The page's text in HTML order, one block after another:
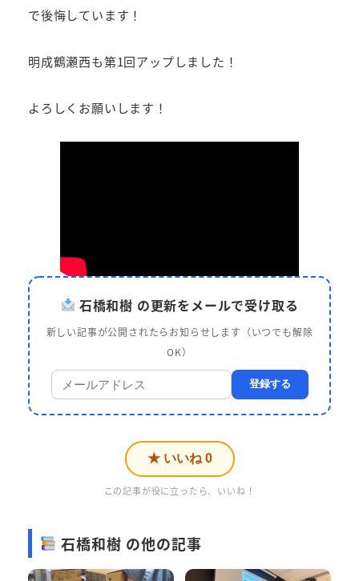
で後悔しています！
明成鶴瀬西も第1回アップしました！
よろしくお願いします！
石橋和樹 の更新をメールで受け取る
新しい記事が公開されたらお知らせします（いつでも解除
OK）
登録する
★ いいね 0
この記事が役に立ったら、いいね！
石橋和樹 の他の記事